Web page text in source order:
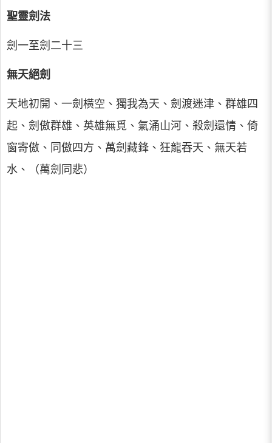
聖靈劍法
劍一至劍二十三
無天絕劍
天地初開、一劍橫空、獨我為天、劍渡迷津、群雄四
起、劍傲群雄、英雄無覓、氣涌山河、殺劍還情、倚
窗寄傲、同傲四方、萬劍藏鋒、狂龍吞天、無天若
水、（萬劍同悲）